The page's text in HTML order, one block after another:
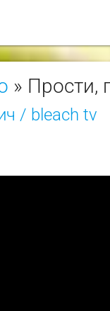
» Прости,
/ bleach tv